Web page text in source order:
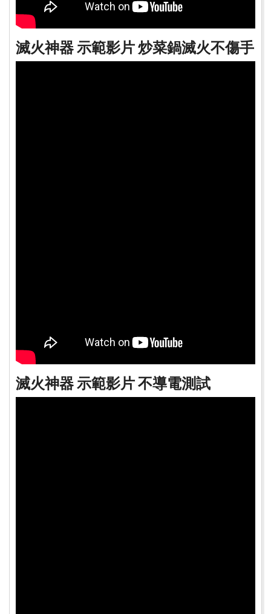
滅火神器 示範影片 炒菜鍋滅火不傷手
滅火神器 示範影片 不導電測試